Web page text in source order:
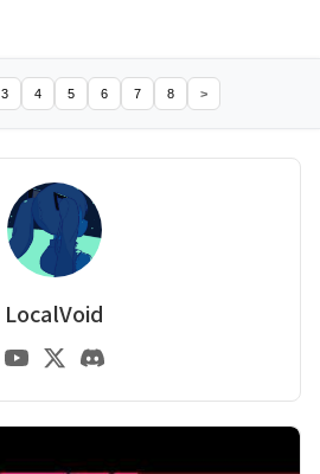
3 4 5 6 7 8 >
LocalVoid